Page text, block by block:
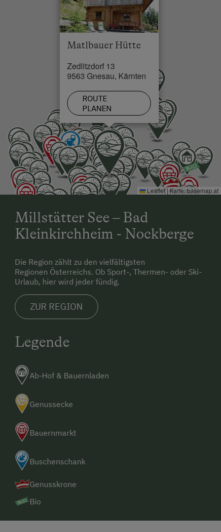
See / Teich in 50 km
Matlbauer Hütte
Zedlitzdorf 13
9563 Gnesau, Kärnten
ROUTE
PLANEN
Leaflet | Karte:basemap.at
Millstätter See – Bad
Kleinkirchheim - Nockberge
Die Region zählt zu den vielfältigsten
Regionen Österreichs. Ob Sport-, Thermen- oder Ski-
Urlaub, hier wird jeder fündig.
ZUR REGION
Legende
Ab-Hof & Bauernladen
Genussecke
Bauernmarkt
Buschenschank
Genusskrone
Bio